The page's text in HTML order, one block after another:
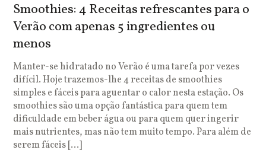
Smoothies: 4 Receitas refrescantes para o
Verão com apenas 5 ingredientes ou
menos
Manter-se hidratado no Verão é uma tarefa por vezes
difícil. Hoje trazemos-lhe 4 receitas de smoothies
simples e fáceis para aguentar o calor nesta estação. Os
smoothies são uma opção fantástica para quem tem
dificuldade em beber água ou para quem quer ingerir
mais nutrientes, mas não tem muito tempo. Para além de
serem fáceis […]